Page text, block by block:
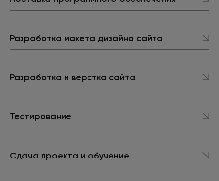
Разработка макета дизайна сайта
Разработка и верстка сайта
Тестирование
Сдача проекта и обучение